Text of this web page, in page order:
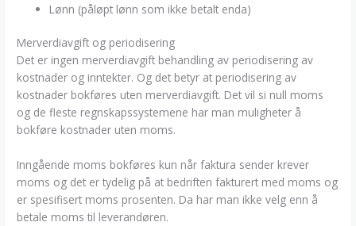
Lønn (påløpt lønn som ikke betalt enda)
Merverdiavgift og periodisering
Det er ingen merverdiavgift behandling av periodisering av
kostnader og inntekter. Og det betyr at periodisering av
kostnader bokføres uten merverdiavgift. Det vil si null moms
og de fleste regnskapssystemene har man muligheter å
bokføre kostnader uten moms.
Inngående moms bokføres kun når faktura sender krever
moms og det er tydelig på at bedriften fakturert med moms og
er spesifisert moms prosenten. Da har man ikke velg enn å
betale moms til leverandøren.